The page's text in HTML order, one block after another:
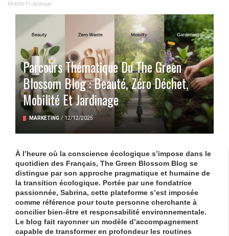
Mobilité Et Jardinage
Parcours Thématique Du The Green
Blossom Blog : Beauté, Zéro Déchet,
Mobilité Et Jardinage
MARKETING / 12/12/2025
À l’heure où la conscience écologique s’impose dans le
quotidien des Français, The Green Blossom Blog se
distingue par son approche pragmatique et humaine de
la transition écologique. Portée par une fondatrice
passionnée, Sabrina, cette plateforme s’est imposée
comme référence pour toute personne cherchante à
concilier bien-être et responsabilité environnementale.
Le blog fait rayonner un modèle d’accompagnement
capable de transformer en profondeur les routines